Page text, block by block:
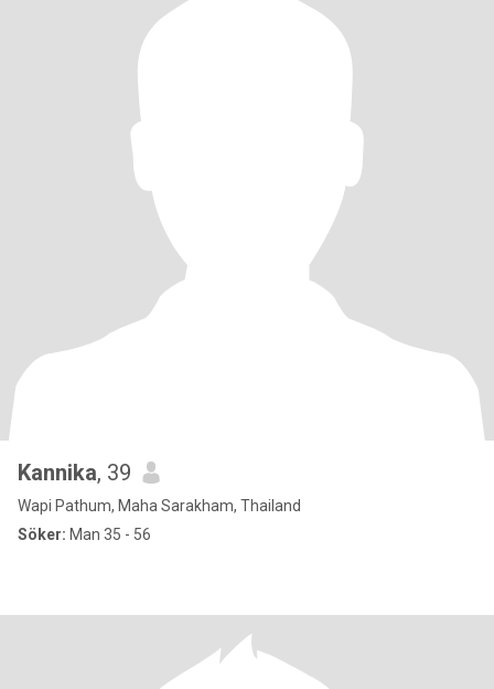
Kannika, 39
Wapi Pathum, Maha Sarakham, Thailand
Söker: Man 35 - 56